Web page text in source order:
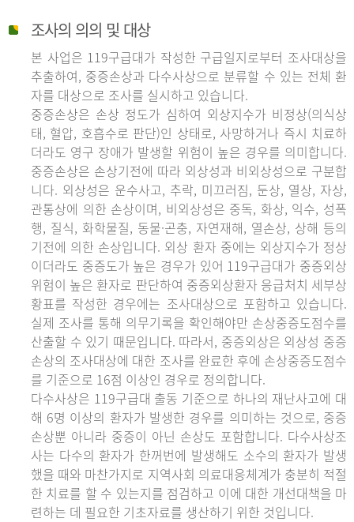
조사의 의의 및 대상
본 사업은 119구급대가 작성한 구급일지로부터 조사대상을
추출하여, 중증손상과 다수사상으로 분류할 수 있는 전체 환
자를 대상으로 조사를 실시하고 있습니다.
중증손상은 손상 정도가 심하여 외상지수가 비정상(의식상
태, 혈압, 호흡수로 판단)인 상태로, 사망하거나 즉시 치료하
더라도 영구 장애가 발생할 위험이 높은 경우를 의미합니다.
중증손상은 손상기전에 따라 외상성과 비외상성으로 구분합
니다. 외상성은 운수사고, 추락, 미끄러짐, 둔상, 열상, 자상,
관통상에 의한 손상이며, 비외상성은 중독, 화상, 익수, 성폭
행, 질식, 화학물질, 동물·곤충, 자연재해, 열손상, 상해 등의
기전에 의한 손상입니다. 외상 환자 중에는 외상지수가 정상
이더라도 중증도가 높은 경우가 있어 119구급대가 중증외상
위험이 높은 환자로 판단하여 중증외상환자 응급처치 세부상
황표를 작성한 경우에는 조사대상으로 포함하고 있습니다.
실제 조사를 통해 의무기록을 확인해야만 손상중증도점수를
산출할 수 있기 때문입니다. 따라서, 중증외상은 외상성 중증
손상의 조사대상에 대한 조사를 완료한 후에 손상중증도점수
를 기준으로 16점 이상인 경우로 정의합니다.
다수사상은 119구급대 출동 기준으로 하나의 재난사고에 대
해 6명 이상의 환자가 발생한 경우를 의미하는 것으로, 중증
손상뿐 아니라 중증이 아닌 손상도 포함합니다. 다수사상조
사는 다수의 환자가 한꺼번에 발생해도 소수의 환자가 발생
했을 때와 마찬가지로 지역사회 의료대응체계가 충분히 적절
한 치료를 할 수 있는지를 점검하고 이에 대한 개선대책을 마
련하는 데 필요한 기초자료를 생산하기 위한 것입니다.